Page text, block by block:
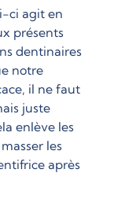
ci agit en
présents
dentinaires
notre
il ne faut
juste
enlève les
les
après